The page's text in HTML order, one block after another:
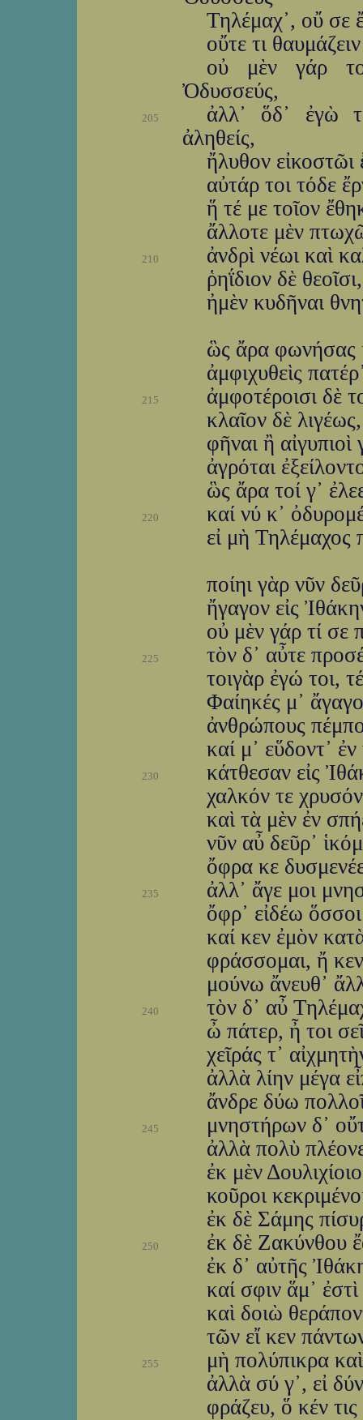
Τηλέμαχ᾽, οὔ σε
οὔτε τι
οὐ μὲν γάρ
Ὀδυσσεύς,
205
ἀλλ᾽ ὅδ᾽ ἐγὼ
ἀληθείς,
ἤλυθον εἰκοστῶι
αὐτάρ τοι τόδε
ἥ τέ με τοῖον
ἄλλοτε μὲν
210
ἀνδρὶ νέωι καὶ
ῥηΐδιον δὲ
ἠμὲν κυδῆναι
ὣς ἄρα φωνήσας
ἀμφιχυθεὶς
215
ἀμφοτέροισι δὲ
κλαῖον δὲ
φῆναι ἢ
ἀγρόται
ὣς ἄρα τοί γ᾽
220
καί νύ κ᾽
εἰ μὴ Τηλέμαχος
ποίηι γὰρ νῦν
ἤγαγον εἰς
οὐ μὲν γάρ τί σε
225
τὸν δ᾽ αὖτε
τοιγὰρ ἐγώ τοι,
Φαίηκές μ᾽
ἀνθρώπους
καί μ᾽ εὕδοντ᾽
230
κάτθεσαν εἰς
χαλκόν τε
καὶ τὰ μὲν ἐν
νῦν αὖ δεῦρ᾽
ὄφρα κε
235
ἀλλ᾽ ἄγε μοι
ὄφρ᾽ εἰδέω ὅσσοι
καί κεν ἐμὸν
φράσσομαι, ἤ
μούνω ἄνευθ᾽
240
τὸν δ᾽ αὖ
ὦ πάτερ, ἦ τοι
χεῖράς τ᾽
ἀλλὰ λίην μέγα
ἄνδρε δύω
245
μνηστήρων δ᾽
ἀλλὰ πολὺ
ἐκ μὲν
κοῦροι
ἐκ δὲ Σάμης
250
ἐκ δὲ Ζακύνθου
ἐκ δ᾽ αὐτῆς
καί σφιν ἅμ᾽
καὶ δοιὼ
τῶν εἴ κεν
255
μὴ πολύπικρα
ἀλλὰ σύ γ᾽, εἰ
φράζευ, ὅ κέν